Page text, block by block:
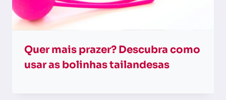
Quer mais prazer? Descubra como
usar as bolinhas tailandesas